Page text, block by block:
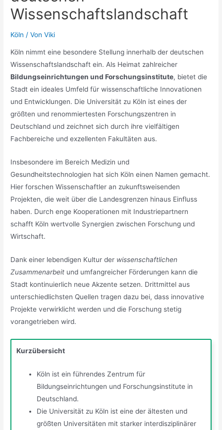
Wissenschaftslandschaft
Köln / VonViki
Köln nimmt eine besondere Stellung innerhalb der deutschen
Wissenschaftslandschaft ein. Als Heimat zahlreicher
Bildungseinrichtungen und Forschungsinstitute, bietet die
Stadt ein ideales Umfeld für wissenschaftliche Innovationen
und Entwicklungen. Die Universität zu Köln ist eines der
größten und renommiertesten Forschungszentren in
Deutschland und zeichnet sich durch ihre vielfältigen
Fachbereiche und exzellenten Fakultäten aus.
Insbesondere im Bereich Medizin und
Gesundheitstechnologien hat sich Köln einen Namen gemacht.
Hier forschen Wissenschaftler an zukunftsweisenden
Projekten, die weit über die Landesgrenzen hinaus Einfluss
haben. Durch enge Kooperationen mit Industriepartnern
schafft Köln wertvolle Synergien zwischen Forschung und
Wirtschaft.
Dank einer lebendigen Kultur der wissenschaftlichen
Zusammenarbeit und umfangreicher Förderungen kann die
Stadt kontinuierlich neue Akzente setzen. Drittmittel aus
unterschiedlichsten Quellen tragen dazu bei, dass innovative
Projekte verwirklicht werden und die Forschung stetig
vorangetrieben wird.
Kurzübersicht
Köln ist ein führendes Zentrum für
Bildungseinrichtungen und Forschungsinstitute in
Deutschland.
Die Universität zu Köln ist eine der ältesten und
größten Universitäten mit starker interdisziplinärer